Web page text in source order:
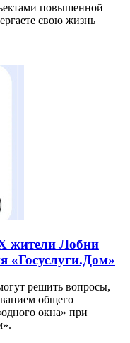
повышенной
свою жизнь
жители Лобни
«Госуслуги.Дом»
решить вопросы,
общего
окна» при